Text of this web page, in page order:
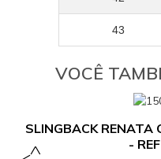
43
VOCÊ
SLINGBACK RENATA
-